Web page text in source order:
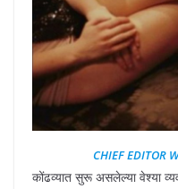
CHIEF EDITOR
कोंढव्यात सुरू असलेल्या वेश्या